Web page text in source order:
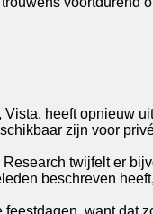
heeft opnieuw
zijn voor
twijfelt er
beschreven
want dat